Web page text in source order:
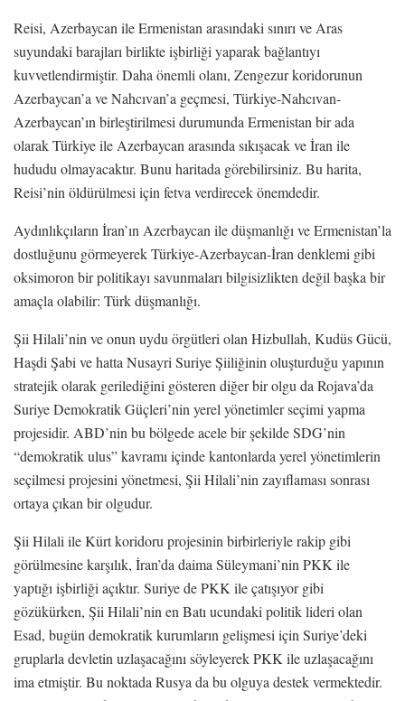
Reisi, Azerbaycan ile Ermenistan arasındaki sınırı ve Aras
suyundaki barajları birlikte işbirliği yaparak bağlantıyı
kuvvetlendirmiştir. Daha önemli olanı, Zengezur koridorunun
Azerbaycan’a ve Nahcıvan’a geçmesi, Türkiye-Nahcıvan-
Azerbaycan’ın birleştirilmesi durumunda Ermenistan bir ada
olarak Türkiye ile Azerbaycan arasında sıkışacak ve İran ile
hududu olmayacaktır. Bunu haritada görebilirsiniz. Bu harita,
Reisi’nin öldürülmesi için fetva verdirecek önemdedir.
Aydınlıkçıların İran’ın Azerbaycan ile düşmanlığı ve Ermenistan’la
dostluğunu görmeyerek Türkiye-Azerbaycan-İran denklemi gibi
oksimoron bir politikayı savunmaları bilgisizlikten değil başka bir
amaçla olabilir: Türk düşmanlığı.
Şii Hilali’nin ve onun uydu örgütleri olan Hizbullah, Kudüs Gücü,
Haşdi Şabi ve hatta Nusayri Suriye Şiiliğinin oluşturduğu yapının
stratejik olarak gerilediğini gösteren diğer bir olgu da Rojava’da
Suriye Demokratik Güçleri’nin yerel yönetimler seçimi yapma
projesidir. ABD’nin bu bölgede acele bir şekilde SDG’nin
“demokratik ulus” kavramı içinde kantonlarda yerel yönetimlerin
seçilmesi projesini yönetmesi, Şii Hilali’nin zayıflaması sonrası
ortaya çıkan bir olgudur.
Şii Hilali ile Kürt koridoru projesinin birbirleriyle rakip gibi
görülmesine karşılık, İran’da daima Süleymani’nin PKK ile
yaptığı işbirliği açıktır. Suriye de PKK ile çatışıyor gibi
gözükürken, Şii Hilali’nin en Batı ucundaki politik lideri olan
Esad, bugün demokratik kurumların gelişmesi için Suriye’deki
gruplarla devletin uzlaşacağını söyleyerek PKK ile uzlaşacağını
ima etmiştir. Bu noktada Rusya da bu olguya destek vermektedir.